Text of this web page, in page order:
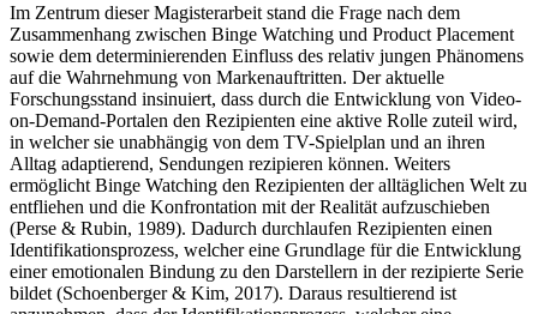
Im Zentrum dieser Magisterarbeit stand die Frage nach dem
Zusammenhang zwischen Binge Watching und Product Placement
sowie dem determinierenden Einfluss des relativ jungen Phänomens
auf die Wahrnehmung von Markenauftritten. Der aktuelle
Forschungsstand insinuiert, dass durch die Entwicklung von Video-
on-Demand-Portalen den Rezipienten eine aktive Rolle zuteil wird,
in welcher sie unabhängig von dem TV-Spielplan und an ihren
Alltag adaptierend, Sendungen rezipieren können. Weiters
ermöglicht Binge Watching den Rezipienten der alltäglichen Welt zu
entfliehen und die Konfrontation mit der Realität aufzuschieben
(Perse & Rubin, 1989). Dadurch durchlaufen Rezipienten einen
Identifikationsprozess, welcher eine Grundlage für die Entwicklung
einer emotionalen Bindung zu den Darstellern in der rezipierte Serie
bildet (Schoenberger & Kim, 2017). Daraus resultierend ist